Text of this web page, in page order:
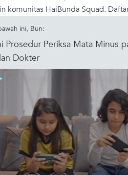
komunitas HaiBunda Squad.
ini, Bun:
Prosedur Periksa Mata Minus
Dokter